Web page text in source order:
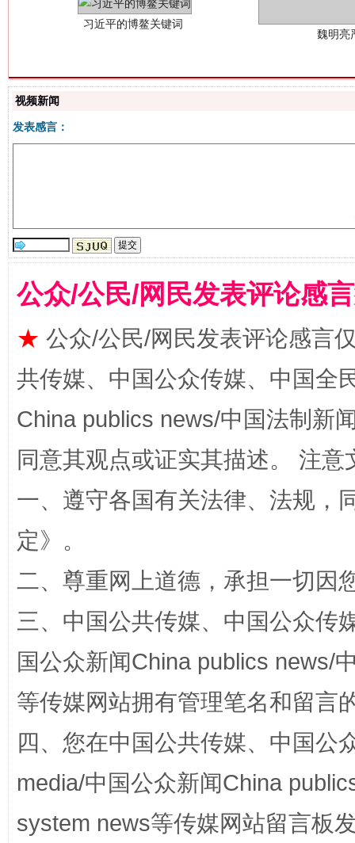
“刷贴”乱象丛生
揭批美国五大"原罪" "
解纷+调解+退费，一次搞定
视频新闻
发表感言：
公众/公民/网民发表评论感
★ 公众/公民/网民发表评论感言
共传媒、中国公众传媒、中国全
China publics news/中国法制新
同意其观点或证实其描述。 注
一、遵守各国有关法律、法规，
定》。
二、尊重网上道德，承担一切因
三、中国公共传媒、中国公众传
国公众新闻China publics news/
等传媒网站拥有管理笔名和留言
四、您在中国公共传媒、中国公
media/中国公众新闻China
system news等传媒网站留言板